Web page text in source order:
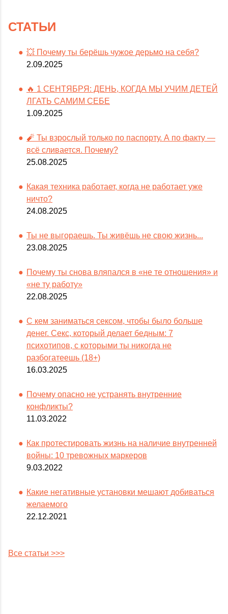
СТАТЬИ
💥 Почему ты берёшь чужое дерьмо на себя?
2.09.2025
🔥 1 СЕНТЯБРЯ: ДЕНЬ, КОГДА МЫ УЧИМ ДЕТЕЙ
ЛГАТЬ САМИМ СЕБЕ
1.09.2025
🧨 Ты взрослый только по паспорту. А по факту —
всё сливается. Почему?
25.08.2025
Какая техника работает, когда не работает уже
ничто?
24.08.2025
Ты не выгораешь. Ты живёшь не свою жизнь...
23.08.2025
Почему ты снова вляпался в «не те отношения» и
«не ту работу»
22.08.2025
С кем заниматься сексом, чтобы было больше
денег. Секс, который делает бедным: 7
психотипов, с которыми ты никогда не
разбогатеешь (18+)
16.03.2025
Почему опасно не устранять внутренние
конфликты?
11.03.2022
Как протестировать жизнь на наличие внутренней
войны: 10 тревожных маркеров
9.03.2022
Какие негативные установки мешают добиваться
желаемого
22.12.2021
Все статьи >>>